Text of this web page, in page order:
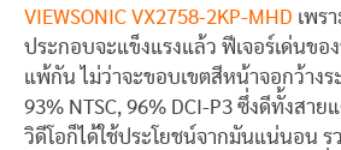
VIEWSONIC VX2758-2KP-MHD เพร
ประกอบจะแข็งแรงแล้ว ฟีเจอร์เด่นขอ
แพ้กัน ไม่ว่าจะขอบเขตสีหน้าจอกว้างร
93% NTSC, 96% DCI-P3 ซึ่งดีทั้งสา
วิดีโอก็ได้ใช้ประโยชน์จากมันแน่นอน ร